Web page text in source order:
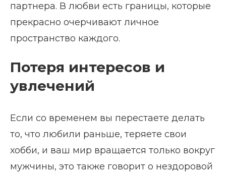
партнера. В любви есть границы, которые
прекрасно очерчивают личное
пространство каждого.
Потеря интересов и
увлечений
Если со временем вы перестаете делать
то, что любили раньше, теряете свои
хобби, и ваш мир вращается только вокруг
мужчины, это также говорит о нездоровой